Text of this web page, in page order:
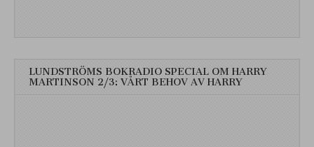
LUNDSTRÖMS BOKRADIO SPECIAL OM HARRY
MARTINSON 2/3: VÅRT BEHOV AV HARRY